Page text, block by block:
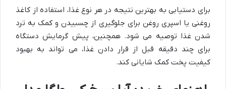
برای دستیابی به بهترین نتیجه در هر نوع غذا، استفاده از کاغذ
روغنی یا اسپری روغن برای جلوگیری از چسبیدن و کمک به ترد
شدن غذا توصیه می شود. همچنین، پیش گرمایش دستگاه
برای چند دقیقه قبل از قرار دادن غذا، می تواند به بهبود
کیفیت پخت کمک شایانی کند.